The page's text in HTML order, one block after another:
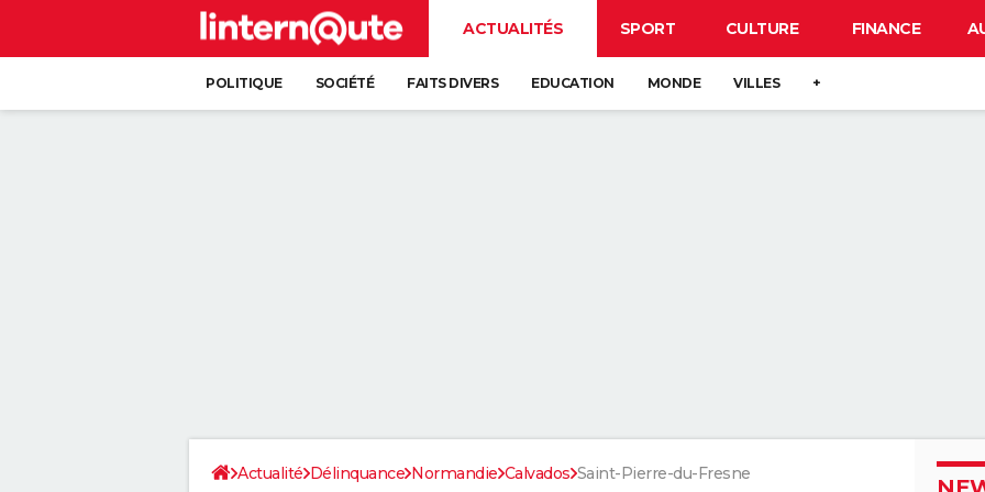
ACTUALITÉS SPORT CULTURE FINANCE
POLITIQUE SOCIÉTÉ FAITS DIVERS EDUCATION MONDE VILLES +
Actualité Délinquance Normandie Calvados Saint-Pierre-du-Fresne